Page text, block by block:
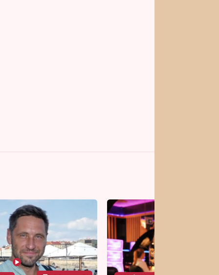
pro vás
Vojta Dyk dřel kvůli
roli mezi zápasníky.